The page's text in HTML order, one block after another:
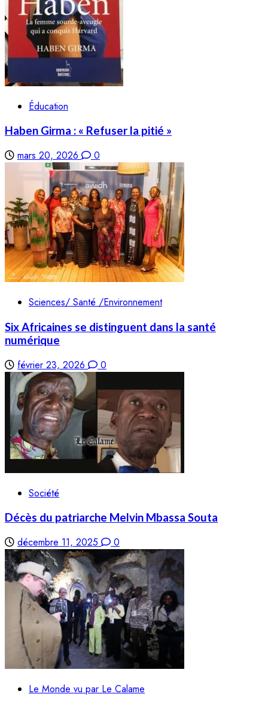
Éducation
Haben Girma : « Refuser la pitié »
mars 20, 2026 0
Sciences/ Santé /Environnement
Six Africaines se distinguent dans la santé
numérique
février 23, 2026 0
Société
Décès du patriarche Melvin Mbassa Souta
décembre 11, 2025 0
Le Monde vu par Le Calame